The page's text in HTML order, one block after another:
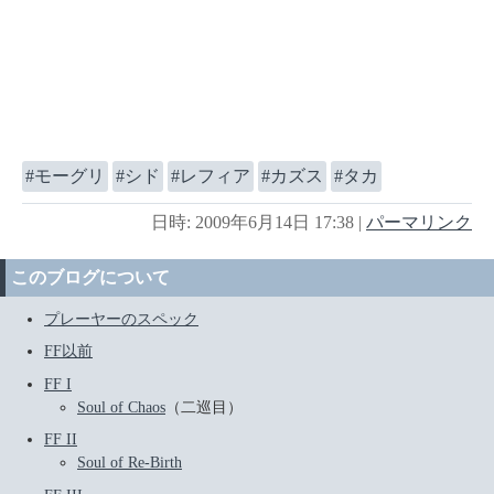
モーグリ シド レフィア カズス タカ
日時: 2009年6月14日 17:38 | パーマリンク
このブログについて
プレーヤーのスペック
FF以前
FF I
Soul of Chaos （二巡目）
FF II
Soul of Re-Birth